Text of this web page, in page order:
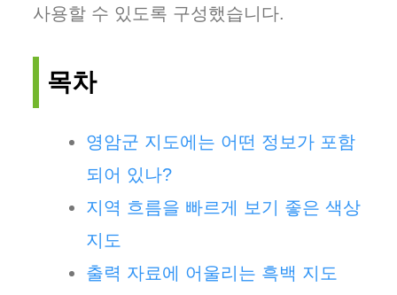
사용할 수 있도록 구성했습니다.
목차
영암군 지도에는 어떤 정보가 포함
되어 있나?
지역 흐름을 빠르게 보기 좋은 색상
지도
출력 자료에 어울리는 흑백 지도